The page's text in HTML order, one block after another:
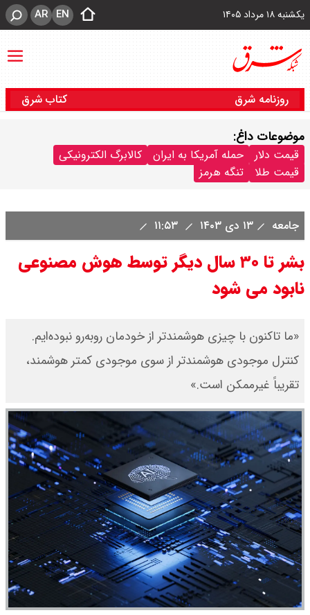
یکشنبه ۱۸ مرداد ۱۴۰۵ EN
AR
روزنامه شرق کتاب شرق
موضوعات داغ:
قیمت دلار حمله آمریکا به ایران
کالابرگ الکترونیکی
قیمت طلا
تنگه هرمز
جامعه ۱۳ دی ۱۴۰۳
بشر تا ۳۰ سال دیگر توسط هوش مصنوعی
نابود می شود
«ما تاکنون با چیزی هوشمندتر از خودمان روبه‌رو نبوده‌ایم.
کنترل موجودی هوشمندتر از سوی موجودی کمتر هوشمند،
تقریباً غیرممکن است.»